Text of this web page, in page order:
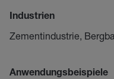
Industrien
Zementindustrie,
Anwendungsbeispiele